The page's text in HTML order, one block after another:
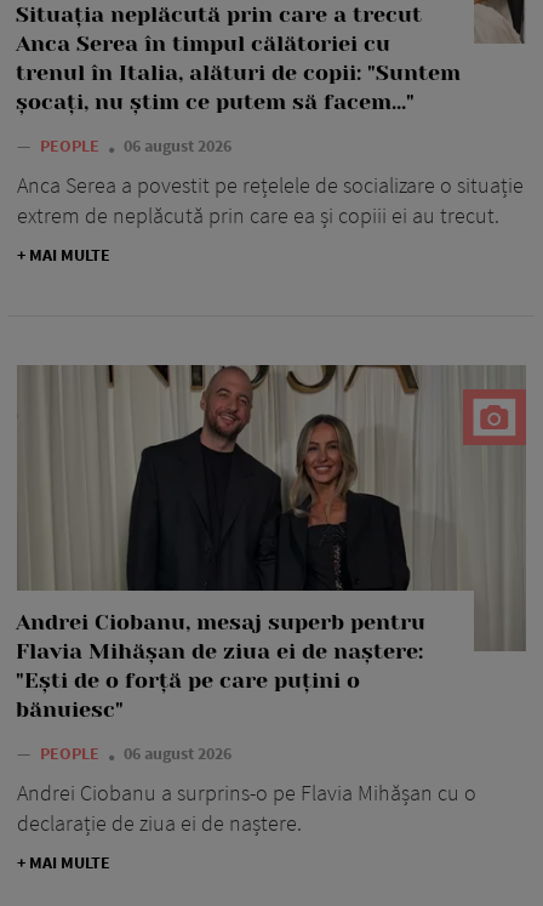
Situația neplăcută prin care a trecut
Anca Serea în timpul călătoriei cu
trenul în Italia, alături de copii: "Suntem
șocați, nu știm ce putem să facem..."
— PEOPLE 06 august 2026
Anca Serea a povestit pe rețelele de socializare o situație
extrem de neplăcută prin care ea și copiii ei au trecut.
+ MAI MULTE
Andrei Ciobanu, mesaj superb pentru
Flavia Mihășan de ziua ei de naștere:
"Ești de o forță pe care puțini o
bănuiesc"
— PEOPLE 06 august 2026
Andrei Ciobanu a surprins-o pe Flavia Mihășan cu o
declarație de ziua ei de naștere.
+ MAI MULTE